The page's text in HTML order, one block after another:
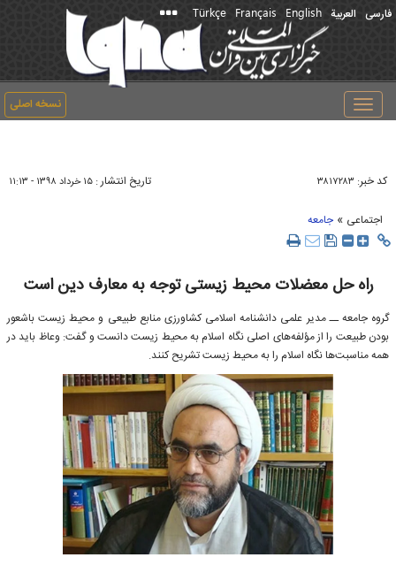
فارسی العربیة English
Français
Türkçe
نسخه اصلی
Toggle
navigation
کد خبر: ۳۸۱۷۲۸۳ تاریخ انتشار : ۱۵ خرداد ۱۳۹۸ - ۱۱:۱۳
اجتماعی » جامعه
راه حل معضلات محیط زیستی توجه به معارف دین است
گروه جامعه ــ مدیر علمی دانشنامه اسلامی کشاورزی منابع طبیعی و محیط زیست باشعور
بودن طبیعت را از مؤلفه‌های اصلی نگاه اسلام به محیط زیست دانست و گفت: وعاظ باید در
همه مناسبت‌ها نگاه اسلام را به محیط زیست تشریح کنند.